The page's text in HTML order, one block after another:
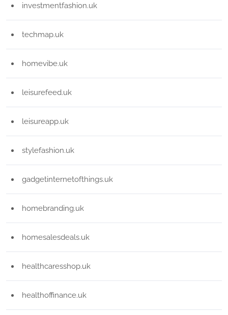
investmentfashion.uk
techmap.uk
homevibe.uk
leisurefeed.uk
leisureapp.uk
stylefashion.uk
gadgetinternetofthings.uk
homebranding.uk
homesalesdeals.uk
healthcaresshop.uk
healthoffinance.uk